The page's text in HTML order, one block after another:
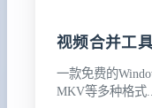
视频合并工
一款免费的
MKV等多种格式